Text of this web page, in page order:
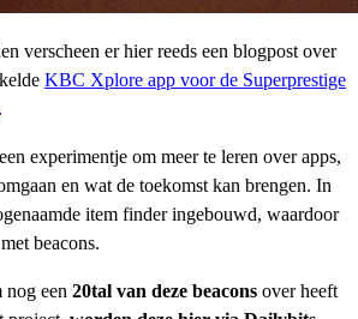
verscheen er hier reeds een blogpost over
KBC Xplore app voor de Superprestige
.
experimentje om meer te leren over apps,
en wat de toekomst kan brengen. In
item finder ingebouwd, waardoor
beacons.
nog een 20tal van deze beacons over heeft